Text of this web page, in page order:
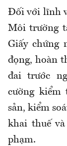
Đối với lĩnh
Môi trường
Giấy chứng
đọng, hoàn
đai trước
cường kiểm
sản, kiểm
khai thuế
phạm.